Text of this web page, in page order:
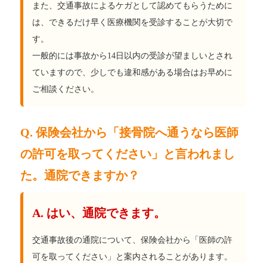
また、交通事故によるケガとして認めてもらうために
は、できるだけ早く医療機関を受診することが大切で
す。
一般的には事故から14日以内の受診が望ましいとされ
ていますので、少しでも違和感がある場合はお早めに
ご相談ください。
Q. 保険会社から「接骨院へ通うなら医師
の許可を取ってください」と言われまし
た。通院できますか？
A. はい、通院できます。
交通事故後の通院について、保険会社から「医師の許
可を取ってください」と案内されることがあります。